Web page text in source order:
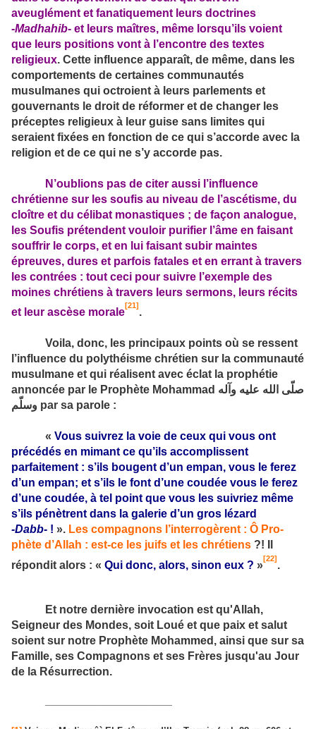
aveuglément et fanatiquement leurs doctrines
‑Madhahib‑ et leurs maîtres, même lorsqu’ils voient
que leurs positions vont à l’encontre des textes
religieux. Cette influence apparaît, de même, dans les
comportements de certaines communautés
musulmanes qui octroient à leurs parlements et
gouvernants le droit de réformer et de changer les
préceptes religieux à leur guise sans limites qui
seraient fixées en fonction de ce qui s’accorde avec la
religion et de ce qui ne s’y accorde pas.
N’oublions pas de citer aussi l’influence
chrétienne sur les soufis au niveau de l’ascétisme, du
cloître et du célibat monastiques ; de façon analogue,
les Soufis prétendent vouloir purifier l’âme en faisant
souffrir le corps, et en lui faisant subir maintes
épreuves, dures et parfois fatales et en errant à travers
les contrées : tout ceci pour suivre l’exemple des
moines chrétiens à travers leurs sermons, leurs récits
et leur ascèse morale
[21]
.
Voila, donc, les principaux points où se ressent
l’influence du polythéisme chrétien sur la communauté
musulmane et qui réalisent avec éclat la prophétie
annoncée par le Prophète Mohammad صلّى الله عليه وآله
وسلّم par sa parole :
« Vous suivrez la voie de ceux qui vous ont
précédés en mimant ce qu’ils accomplissent
parfaitement : s’ils bougent d’un empan, vous le ferez
d’un empan; et s’ils le font d’une coudée vous le ferez
d’une coudée, à tel point que vous les suivriez même
s’ils pénètrent dans la galerie d’un gros lézard
‑Dabb- ! ». Les compagnons l’interrogèrent : Ô Pro­
phète d’Allah : est-ce les juifs et les chrétiens ?! Il
répondit alors : « Qui donc, alors, sinon eux ? »
[22]
.
Et notre dernière invocation est qu'Allah,
Seigneur des Mondes, soit Loué et que paix et salut
soient sur notre Prophète Mohammed, ainsi que sur sa
Famille, ses Compagnons et ses Frères jusqu'au Jour
de la Résurrection.